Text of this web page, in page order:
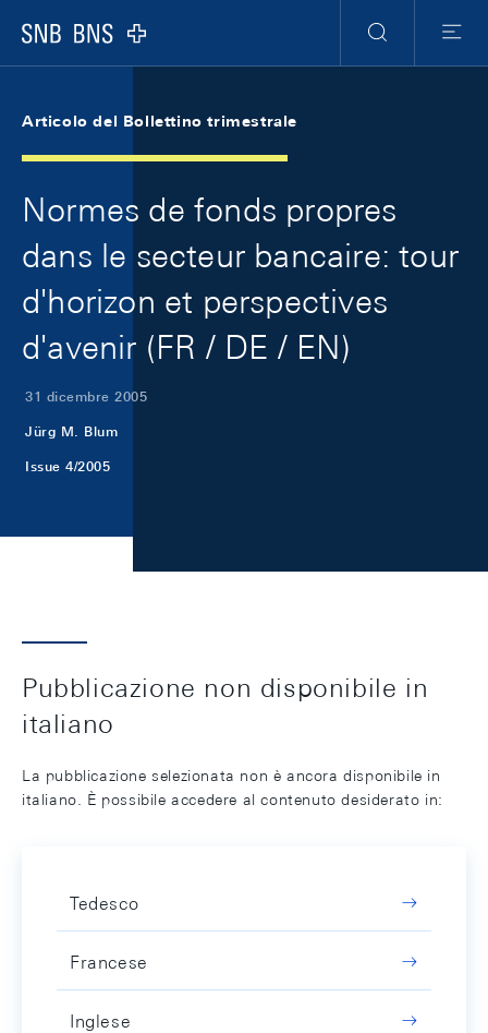
Logo
Ricerca
Menu
Articolo del Bollettino trimestrale
Normes de fonds propres
dans le secteur bancaire: tour
d'horizon et perspectives
d'avenir (FR / DE / EN)
31 dicembre 2005
Jürg M. Blum
Issue 4/2005
Pubblicazione non disponibile in
italiano
La pubblicazione selezionata non è ancora disponibile in
italiano. È possibile accedere al contenuto desiderato in:
Tedesco
Francese
Inglese